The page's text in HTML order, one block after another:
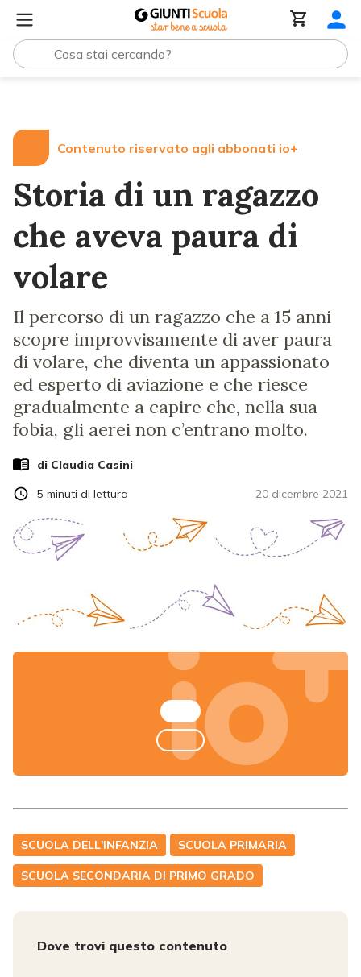
Contenuto riservato agli abbonati io+
Storia di un ragazzo
che aveva paura di
volare
Il percorso di un ragazzo che a 15 anni
scopre improvvisamente di aver paura
di volare, che diventa un appassionato
ed esperto di aviazione e che riesce
gradualmente a capire che, nella sua
fobia, gli aerei non c’entrano molto.
di Claudia Casini
20 dicembre 2021
5 minuti di lettura
SCUOLA DELL'INFANZIA SCUOLA PRIMARIA
SCUOLA SECONDARIA DI PRIMO GRADO
Dove trovi questo contenuto